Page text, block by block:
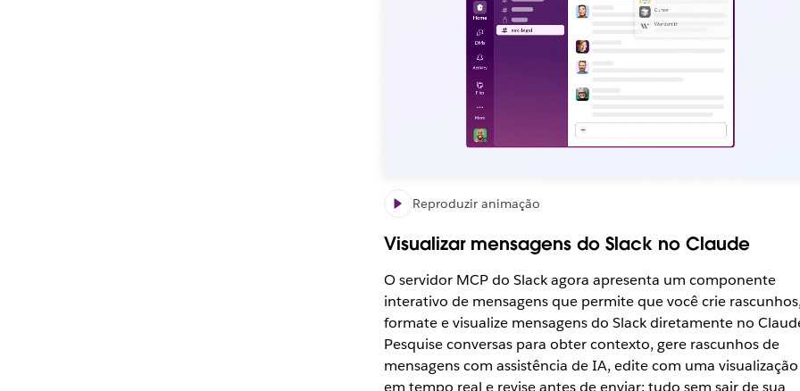
Reproduzir animação
Visualizar mensagens do Slack no Claude
O servidor MCP do Slack agora apresenta um componente
interativo de mensagens que permite que você crie
formate e visualize mensagens do Slack diretamente no
Pesquise conversas para obter contexto, gere rascunhos de
mensagens com assistência de IA, edite com uma visualização
em tempo real e revise antes de enviar: tudo sem sair de sua